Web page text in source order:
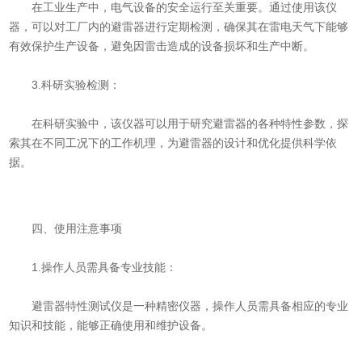
在工业生产中，电气设备的安全运行至关重要。通过使用该仪
器，可以对工厂内的避雷器进行定期检测，确保其在雷电天气下能够
有效保护生产设备，避免因雷击造成的设备损坏和生产中断。
3.科研实验检测：
在科研实验中，该仪器可以用于研究避雷器的各种特性参数，探
索其在不同工况下的工作机理，为避雷器的设计和优化提供科学依
据。
四、使用注意事项
1.操作人员需具备专业技能：
避雷器特性测试仪是一种精密仪器，操作人员需具备相应的专业
知识和技能，能够正确使用和维护设备。